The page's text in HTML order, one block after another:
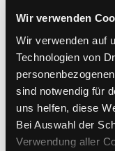
Wir verwenden
Wir verwenden auf
Technologien von
sind notwendig für
uns helfen, diese
Bei Auswahl der
Verwendung aller
Übergeordnetes
Beschreibung
Mehr